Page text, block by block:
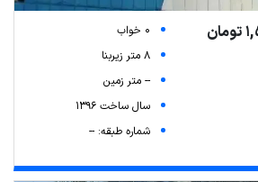
0 خواب
8 متر زیربنا
-- متر زمین
سال ساخت 1396
شماره طبقه: --